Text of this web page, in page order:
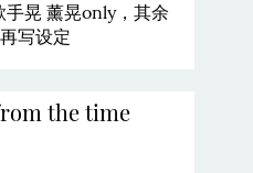
晃 薰晃only，其余
写设定
the time